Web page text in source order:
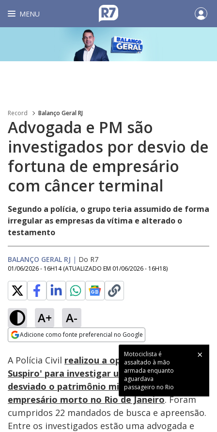
MENU
Record Balanço Geral RJ
Advogada e PM são
investigados por desvio de
fortuna de empresário
com câncer terminal
Segundo a polícia, o grupo teria assumido de forma
irregular as empresas da vítima e alterado o
testamento
BALANÇO GERAL RJ | Do R7
01/06/2026 - 16H14 (ATUALIZADO EM 01/06/2026 - 16H18)
A+ A-
Adicione como fonte preferencial no Google
Motociclista é
assaltado à mão
armada enquanto
aguardava
passageiro no Rio
Ativar
Loaded:
39.58%
A Polícia Civil realizou a operação 'Último
Suspiro' para investigar um grupo que teria
desviado o patrimônio milionário de um
empresário morto no Rio de Janeiro. Foram
cumpridos 22 mandados de busca e apreensão.
Entre os investigados estão uma advogada e